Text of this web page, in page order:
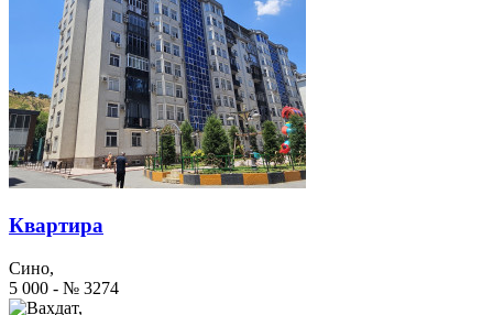
Квартира
Сино,
5 000 - № 3274